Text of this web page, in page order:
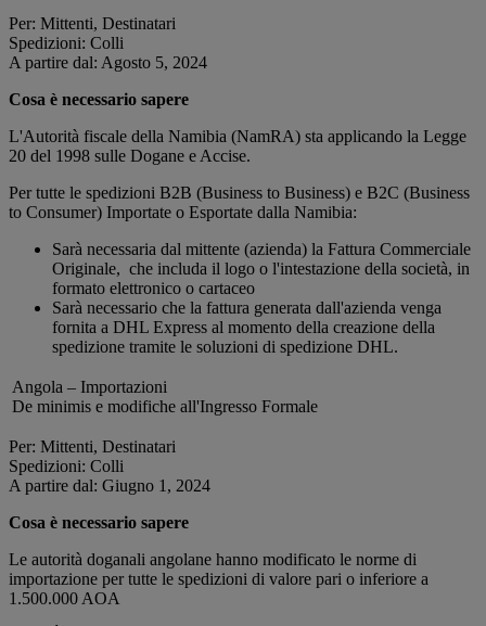
Per: Mittenti, Destinatari
Spedizioni: Colli
A partire dal: Agosto 5, 2024
Cosa è necessario sapere
L'Autorità fiscale della Namibia (NamRA) sta applicando la Legge
20 del 1998 sulle Dogane e Accise.
Per tutte le spedizioni B2B (Business to Business) e B2C (Business
to Consumer) Importate o Esportate dalla Namibia:
Sarà necessaria dal mittente (azienda) la Fattura Commerciale
Originale, che includa il logo o l'intestazione della società, in
formato elettronico o cartaceo
Sarà necessario che la fattura generata dall'azienda venga
fornita a DHL Express al momento della creazione della
spedizione tramite le soluzioni di spedizione DHL.
Angola – Importazioni
De minimis e modifiche all'Ingresso Formale
Per: Mittenti, Destinatari
Spedizioni: Colli
A partire dal: Giugno 1, 2024
Cosa è necessario sapere
Le autorità doganali angolane hanno modificato le norme di
importazione per tutte le spedizioni di valore pari o inferiore a
1.500.000 AOA